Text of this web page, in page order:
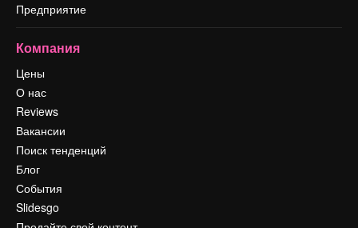
Предприятие
Компания
Цены
О нас
Reviews
Вакансии
Поиск тенденций
Блог
События
Slidesgo